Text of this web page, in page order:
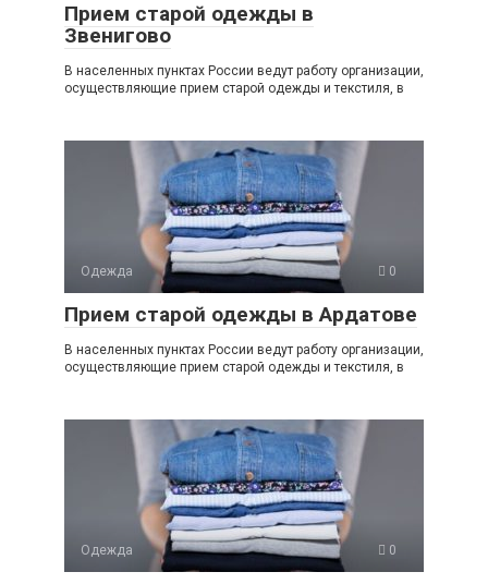
Прием старой одежды в
Звенигово
В населенных пунктах России ведут работу организации,
осуществляющие прием старой одежды и текстиля, в
Одежда 0
Прием старой одежды в Ардатове
В населенных пунктах России ведут работу организации,
осуществляющие прием старой одежды и текстиля, в
Одежда 0